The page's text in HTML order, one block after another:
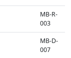
MB-R-
003
MB-D-
007